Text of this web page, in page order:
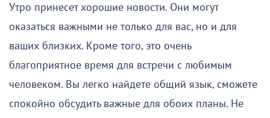
Утро принесет хорошие новости. Они могут
оказаться важными не только для вас, но и для
ваших близких. Кроме того, это очень
благоприятное время для встречи с любимым
человеком. Вы легко найдете общий язык, сможете
спокойно обсудить важные для обоих планы. Не